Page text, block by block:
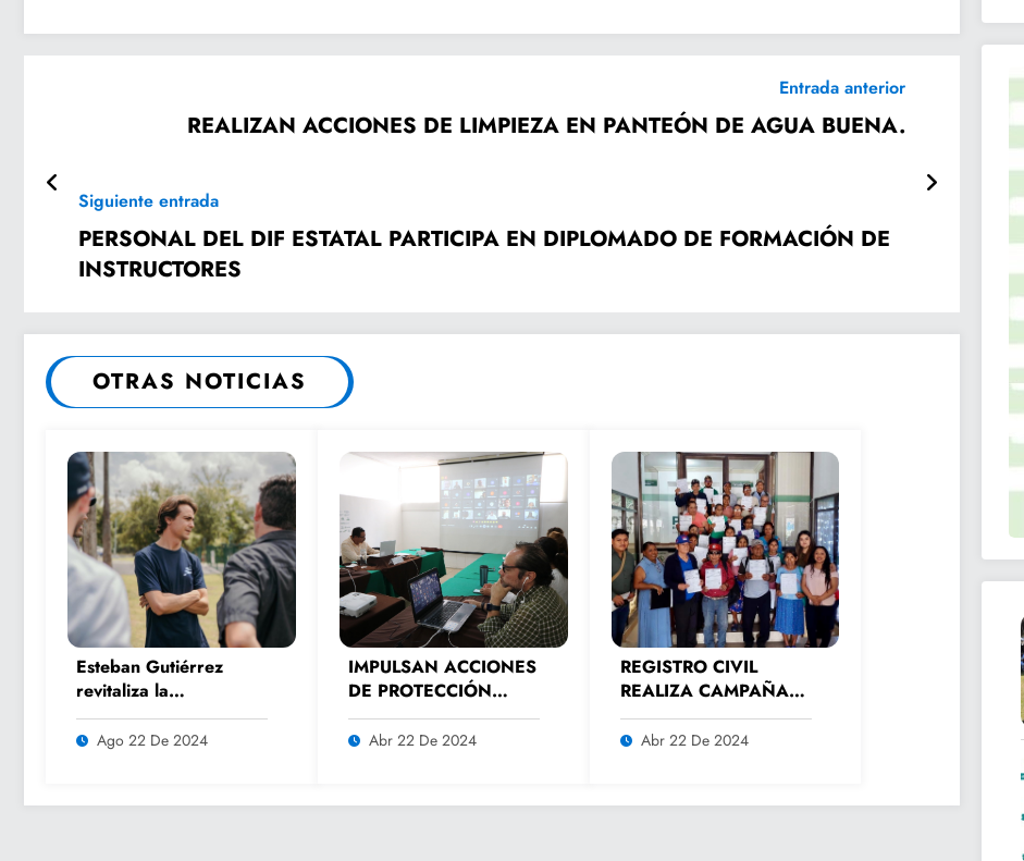
Entrada anterior
REALIZAN ACCIONES DE LIMPIEZA EN PANTEÓN DE AGUA BUENA.
Siguiente entrada
PERSONAL DEL DIF ESTATAL PARTICIPA EN DIPLOMADO DE FORMACIÓN DE
INSTRUCTORES
OTRAS NOTICIAS
Esteban Gutiérrez
revitaliza la
experiencia de los
fanáticos del
Ago 22 De 2024
IMPULSAN ACCIONES
DE PROTECCIÓN
MEDIOAMBIENTAL
Abr 22 De 2024
REGISTRO CIVIL
REALIZA CAMPAÑA
PERMANENTE DE
ATENCIÓN A
Abr 22 De 2024